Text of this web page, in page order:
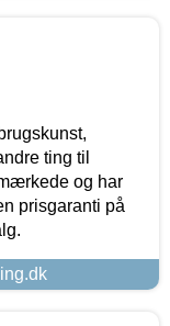
ting til
og har
prisgaranti på